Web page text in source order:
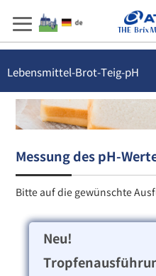
Lebensmittel-Brot-Teig-pH
Messung des pH-
Bitte auf die gewünschte
Neu!